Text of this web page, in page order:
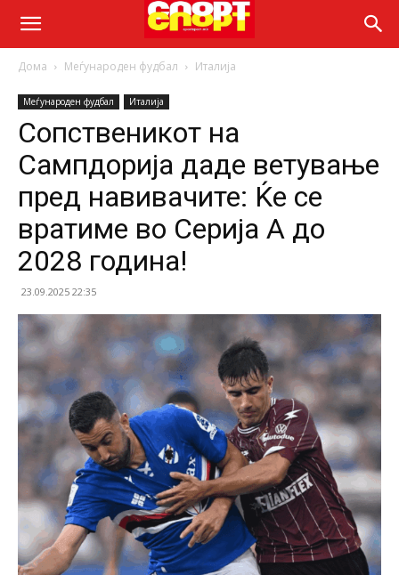
Дома Меѓународен фудбал Италија
Меѓународен фудбал Италија
Сопственикот на
Сампдорија даде ветување
пред навивачите: Ќе се
вратиме во Серија А до
2028 година!
23.09.2025 22:35